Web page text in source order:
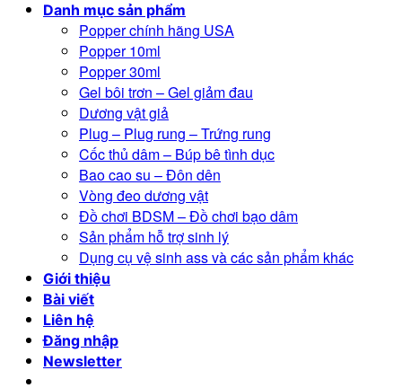
Danh mục sản phẩm
Popper chính hãng USA
Popper 10ml
Popper 30ml
Gel bôi trơn – Gel giảm đau
Dương vật giả
Plug – Plug rung – Trứng rung
Cốc thủ dâm – Búp bê tình dục
Bao cao su – Đôn dên
Vòng đeo dương vật
Đồ chơi BDSM – Đồ chơi bạo dâm
Sản phẩm hỗ trợ sinh lý
Dụng cụ vệ sinh ass và các sản phẩm khác
Giới thiệu
Bài viết
Liên hệ
Đăng nhập
Newsletter